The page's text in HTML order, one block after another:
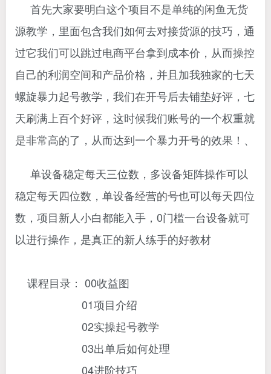
首先大家要明白这个项目不是单纯的闲鱼无货
源教学，里面包含我们如何去对接货源的技巧，通
过它我们可以跳过电商平台拿到成本价，从而操控
自己的利润空间和产品价格，并且加我独家的七天
螺旋暴力起号教学，我们在开号后去铺垫好评，七
天刷满上百个好评，这时候我们账号的一个权重就
是非常高的了，从而达到一个暴力开号的效果！、
单设备稳定每天三位数，多设备矩阵操作可以
稳定每天四位数，单设备经营的号也可以每天四位
数，项目新人小白都能入手，0门槛一台设备就可
以进行操作，是真正的新人练手的好教材
课程目录： 00收益图
01项目介绍
02实操起号教学
03出单后如何处理
04进阶技巧